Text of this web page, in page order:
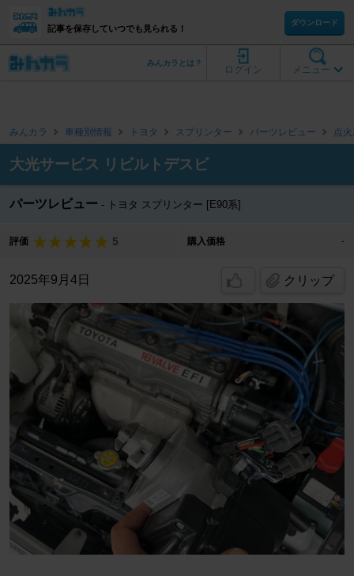
記事を保存していつでも見られる！
ダウンロード
メニュー
ログイン
みんカラとは？
みんカラ 車種別情報 トヨタ スプリンター パーツレビュー 点
大光サービス リビルトデスビ
パーツレビュー トヨタ スプリンター [E90系]
評価 5 購入価格 -
2025年9月4日 クリップ